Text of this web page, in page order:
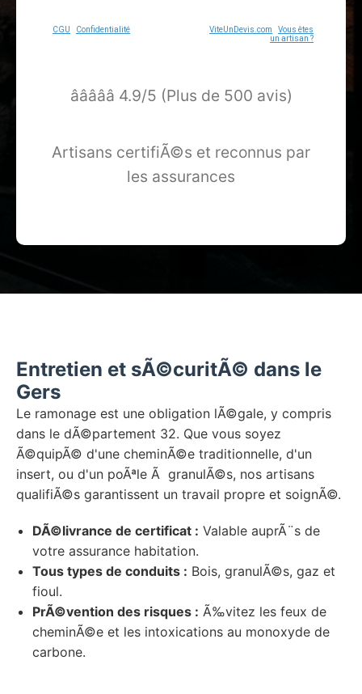
CGU Confidentialité ViteUnDevis.com
Vous êtes
un artisan ?
â­â­â­â­â­ 4.9/5 (Plus de 500 avis)
Artisans certifiÃ©s et reconnus par
les assurances
Entretien et sÃ©curitÃ© dans le
Gers
Le ramonage est une obligation lÃ©gale, y compris
dans le dÃ©partement 32. Que vous soyez
Ã©quipÃ© d'une cheminÃ©e traditionnelle, d'un
insert, ou d'un poÃªle Ã granulÃ©s, nos artisans
qualifiÃ©s garantissent un travail propre et soignÃ©.
DÃ©livrance de certificat : Valable auprÃ¨s de
votre assurance habitation.
Tous types de conduits : Bois, granulÃ©s, gaz et
fioul.
PrÃ©vention des risques : Ã‰vitez les feux de
cheminÃ©e et les intoxications au monoxyde de
carbone.